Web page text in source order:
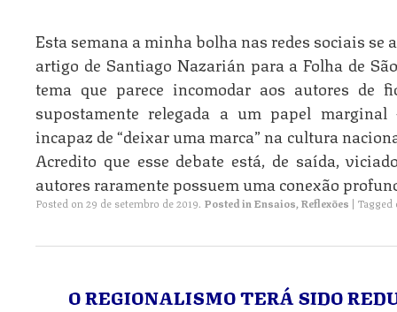
Esta semana a minha bolha nas redes sociais se
artigo de Santiago Nazarián para a Folha de
tema que parece incomodar aos autores de
supostamente relegada a um papel
incapaz de “deixar uma marca” na cultura
Acredito que esse debate está, de saída,
autores raramente possuem uma conexão
Posted on 29 de setembro de 2019. Posted in Ensaios, Reflexões | Tagged
O REGIONALISMO TERÁ SIDO